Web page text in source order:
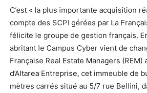
C’est « la plus importante acquisition
compte des SCPI gérées par La
félicite le groupe de gestion français.
abritant le Campus Cyber vient de
Française Real Estate Managers (REM)
d’Altarea Entreprise, cet immeuble de
mètres carrés situé au 5/7 rue Bellini,